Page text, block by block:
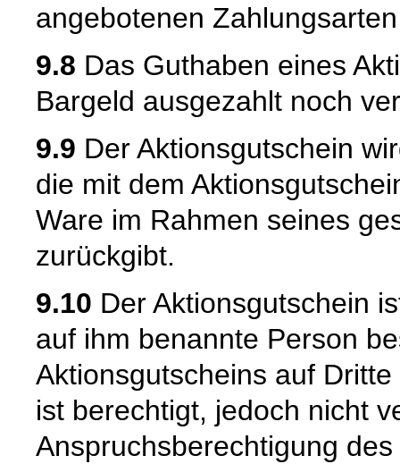
angebotenen
9.8 Das Guthaben eines
Bargeld ausgezahlt noch
9.9 Der Aktionsgutschein
die mit dem
Ware im Rahmen seines
zurückgibt.
9.10 Der Aktionsgutschein
auf ihm benannte Person
Aktionsgutscheins auf
ist berechtigt, jedoch nicht
Anspruchsberechtigung